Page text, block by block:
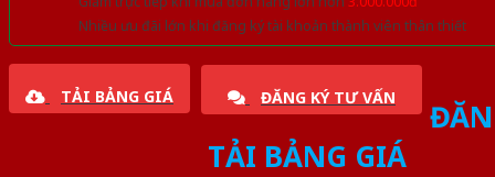
Nhiều ưu đãi lớn khi đăng ký tài khoản thành viên thân thiết
TẢI BẢNG GIÁ ĐĂNG KÝ TƯ VẤN
TẢI BẢNG GIÁ